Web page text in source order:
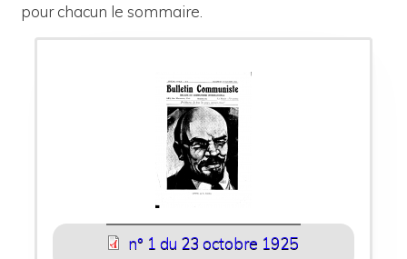
pour chacun le sommaire.
n° 1 du 23 octobre 1925